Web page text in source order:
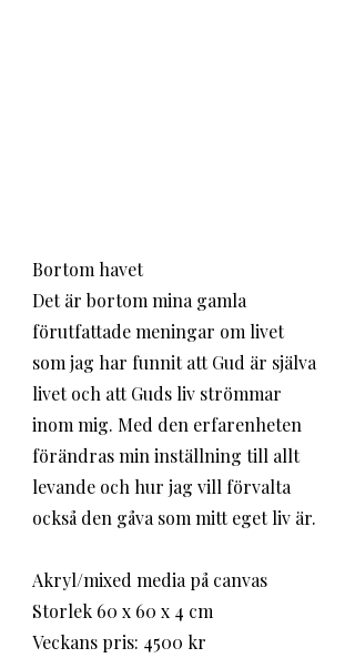
Bortom havet
Det är bortom mina gamla
förutfattade meningar om livet
som jag har funnit att Gud är själva
livet och att Guds liv strömmar
inom mig. Med den erfarenheten
förändras min inställning till allt
levande och hur jag vill förvalta
också den gåva som mitt eget liv är.
Akryl/mixed media på canvas
Storlek 60 x 60 x 4 cm
Veckans pris: 4500 kr